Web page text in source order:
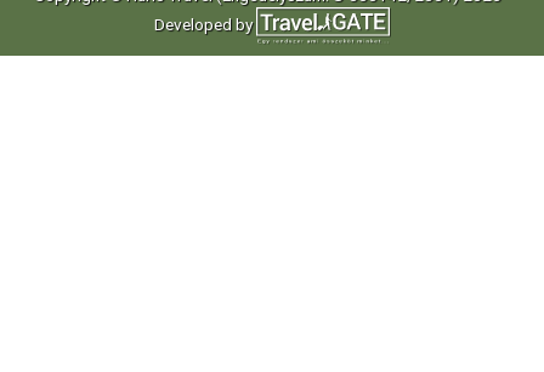
Developed by